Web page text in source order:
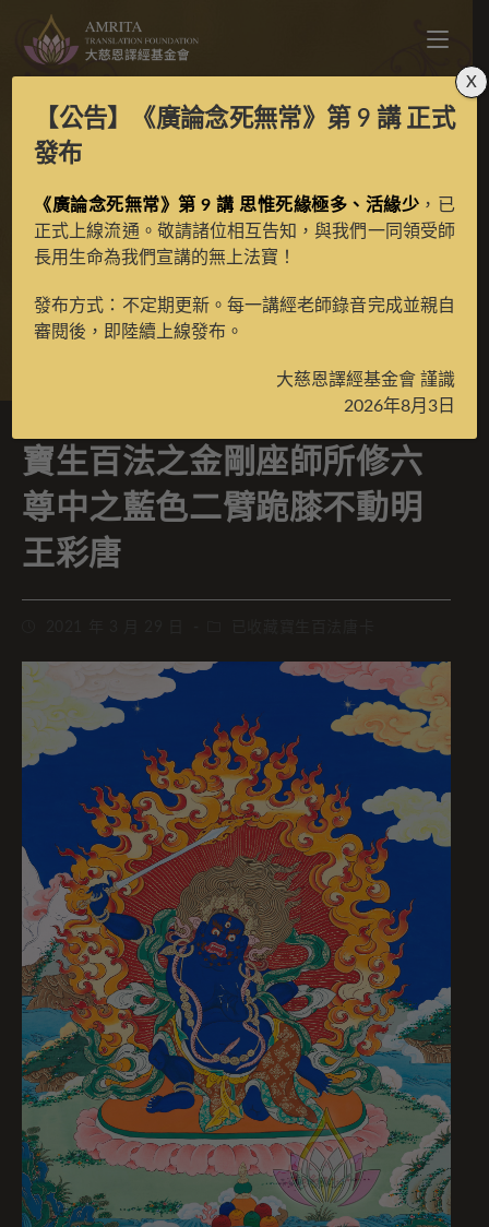
寶生百法之金剛座師所
修六尊中之藍色二臂跪
膝不動明王彩唐
> 典藏館 >
寶生百法之金剛座師所修六
尊中之藍色二臂跪膝不動明
王彩唐
【公告】 《廣論念死無常》第 9 講正式
發布
《廣論念死無常》第 9 講 思惟死緣極多、活緣少 ，已
正式上線流通。敬請諸位相互告知，與我們一同領受師
長用生命為我們宣講的無上法寶！
發布方式：不定期更新。每一講經老師錄音完成並親自
審閱後，即陸續上線發布。
大慈恩譯經基金會 謹識
2026年8月3日
X